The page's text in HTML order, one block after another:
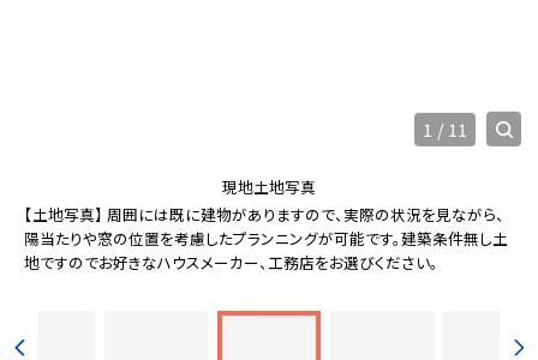
現地土地写真
【土地写真】 周囲には既に建物がありますので、実際の状況を見ながら、
陽当たりや窓の位置を考慮したプランニングが可能です。建築条件無し土
地ですのでお好きなハウスメーカー、工務店をお選びください。
1 / 11